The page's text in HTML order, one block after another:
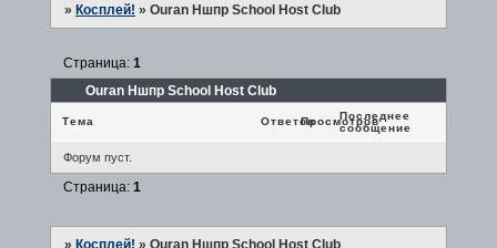
» Косплей! » Ouran Hшпр School Host Club
Ouran Hшпр School Host Club
Страница: 1
Тема ОтветовПросмотров
Последнее
сообщение
Форум пуст.
Страница: 1